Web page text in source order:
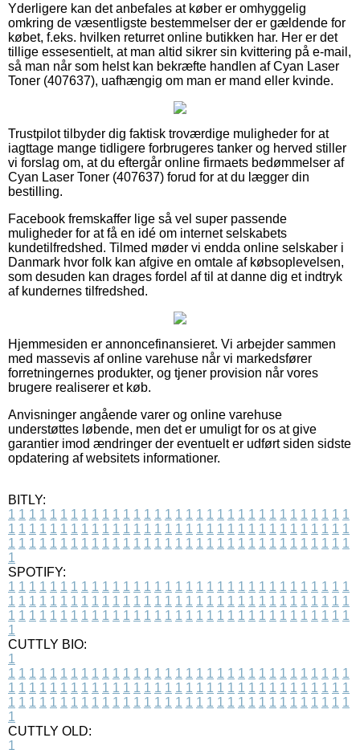
Yderligere kan det anbefales at køber er omhyggelig
omkring de væsentligste bestemmelser der er gældende for
købet, f.eks. hvilken returret online butikken har. Her er det
tillige essesentielt, at man altid sikrer sin kvittering på e-mail,
så man når som helst kan bekræfte handlen af Cyan Laser
Toner (407637), uafhængig om man er mand eller kvinde.
Trustpilot tilbyder dig faktisk troværdige muligheder for at
iagttage mange tidligere forbrugeres tanker og herved stiller
vi forslag om, at du eftergår online firmaets bedømmelser af
Cyan Laser Toner (407637) forud for at du lægger din
bestilling.
Facebook fremskaffer lige så vel super passende
muligheder for at få en idé om internet selskabets
kundetilfredshed. Tilmed møder vi endda online selskaber i
Danmark hvor folk kan afgive en omtale af købsoplevelsen,
som desuden kan drages fordel af til at danne dig et indtryk
af kundernes tilfredshed.
Hjemmesiden er annoncefinansieret. Vi arbejder sammen
med massevis af online varehuse når vi markedsfører
forretningernes produkter, og tjener provision når vores
brugere realiserer et køb.
Anvisninger angående varer og online varehuse
understøttes løbende, men det er umuligt for os at give
garantier imod ændringer der eventuelt er udført siden sidste
opdatering af websitets informationer.
BITLY:
1 1 1 1 1 1 1 1 1 1 1 1 1 1 1 1 1 1 1 1 1 1 1 1 1 1 1 1 1 1 1 1 1
1 1 1 1 1 1 1 1 1 1 1 1 1 1 1 1 1 1 1 1 1 1 1 1 1 1 1 1 1 1 1 1 1
1 1 1 1 1 1 1 1 1 1 1 1 1 1 1 1 1 1 1 1 1 1 1 1 1 1 1 1 1 1 1 1 1
1
SPOTIFY:
1 1 1 1 1 1 1 1 1 1 1 1 1 1 1 1 1 1 1 1 1 1 1 1 1 1 1 1 1 1 1 1 1
1 1 1 1 1 1 1 1 1 1 1 1 1 1 1 1 1 1 1 1 1 1 1 1 1 1 1 1 1 1 1 1 1
1 1 1 1 1 1 1 1 1 1 1 1 1 1 1 1 1 1 1 1 1 1 1 1 1 1 1 1 1 1 1 1 1
1
CUTTLY BIO:
1
1 1 1 1 1 1 1 1 1 1 1 1 1 1 1 1 1 1 1 1 1 1 1 1 1 1 1 1 1 1 1 1 1
1 1 1 1 1 1 1 1 1 1 1 1 1 1 1 1 1 1 1 1 1 1 1 1 1 1 1 1 1 1 1 1 1
1 1 1 1 1 1 1 1 1 1 1 1 1 1 1 1 1 1 1 1 1 1 1 1 1 1 1 1 1 1 1 1 1
1
CUTTLY OLD:
1